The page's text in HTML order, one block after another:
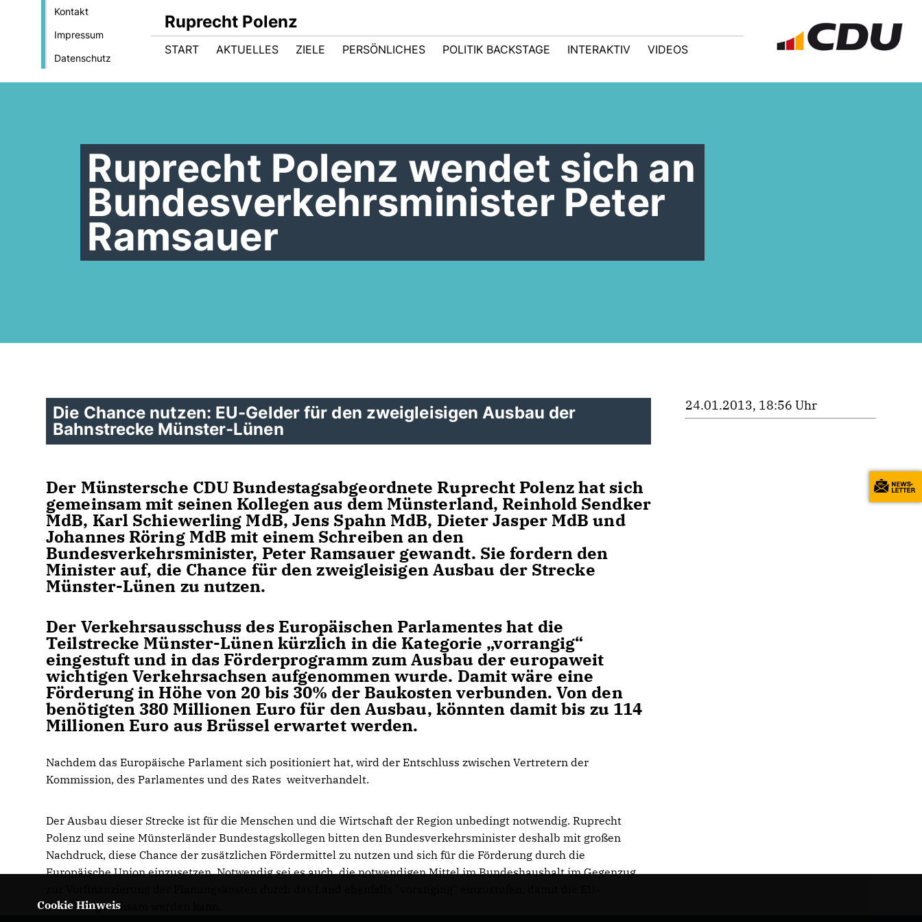
Kontakt
Impressum
Datenschutz
Ruprecht Polenz
START AKTUELLES ZIELE PERSÖNLICHES POLITIK BACKSTAGE INTERAKTIV VIDEOS
Ruprecht Polenz wendet sich an
Bundesverkehrsminister Peter
Ramsauer
Die Chance nutzen: EU-Gelder für den zweigleisigen Ausbau der
Bahnstrecke Münster-Lünen
Der Münstersche CDU Bundestagsabgeordnete Ruprecht Polenz hat sich
gemeinsam mit seinen Kollegen aus dem Münsterland, Reinhold Sendker
MdB, Karl Schiewerling MdB, Jens Spahn MdB, Dieter Jasper MdB und
Johannes Röring MdB mit einem Schreiben an den
Bundesverkehrsminister, Peter Ramsauer gewandt. Sie fordern den
Minister auf, die Chance für den zweigleisigen Ausbau der Strecke
Münster-Lünen zu nutzen.
Der Verkehrsausschuss des Europäischen Parlamentes hat die
Teilstrecke Münster-Lünen kürzlich in die Kategorie „vorrangig“
eingestuft und in das Förderprogramm zum Ausbau der europaweit
wichtigen Verkehrsachsen aufgenommen wurde. Damit wäre eine
Förderung in Höhe von 20 bis 30% der Baukosten verbunden. Von den
benötigten 380 Millionen Euro für den Ausbau, könnten damit bis zu 114
Millionen Euro aus Brüssel erwartet werden.
Nachdem das Europäische Parlament sich positioniert hat, wird der Entschluss zwischen Vertretern der
Kommission, des Parlamentes und des Rates weitverhandelt.
Der Ausbau dieser Strecke ist für die Menschen und die Wirtschaft der Region unbedingt notwendig. Ruprecht
Polenz und seine Münsterländer Bundestagskollegen bitten den Bundesverkehrsminister deshalb mit großen
Nachdruck, diese Chance der zusätzlichen Fördermittel zu nutzen und sich für die Förderung durch die
Europäische Union einzusetzen. Notwendig sei es auch, die notwendigen Mittel im Bundeshaushalt im Gegenzug
Förderung wirksam werden kann.
24.01.2013, 18:56 Uhr
Cookie Hinweis